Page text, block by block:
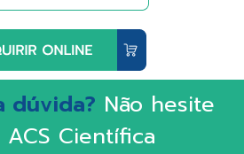
dúvida? Não hesite
Científica